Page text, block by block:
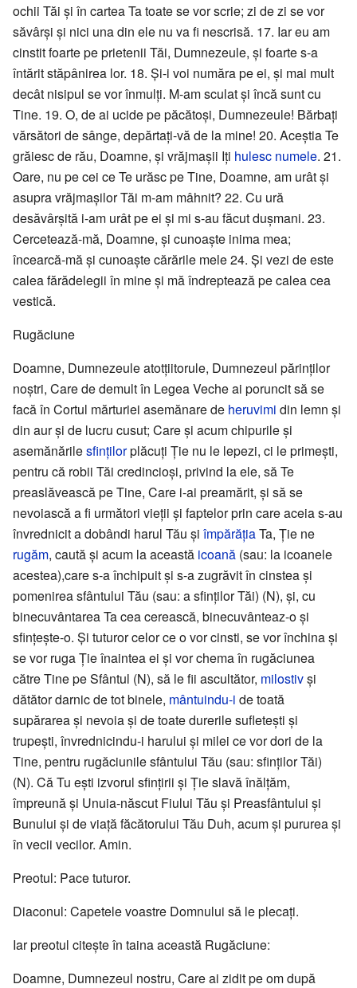
ochii Tăi și în cartea Ta toate se vor scrie; zi de zi se vor
săvârși și nici una din ele nu va fi nescrisă. 17. Iar eu am
cinstit foarte pe prietenii Tăi, Dumnezeule, și foarte s-a
întărit stăpânirea lor. 18. Și-i voi număra pe ei, și mai mult
decât nisipul se vor înmulți. M-am sculat și încă sunt cu
Tine. 19. O, de ai ucide pe păcătoși, Dumnezeule! Bărbați
vărsători de sânge, depărtați-vă de la mine! 20. Aceștia Te
grăiesc de rău, Doamne, și vrăjmașii Iți hulesc numele. 21.
Oare, nu pe cei ce Te urăsc pe Tine, Doamne, am urât și
asupra vrăjmașilor Tăi m-am mâhnit? 22. Cu ură
desăvârșită i-am urât pe ei și mi s-au făcut dușmani. 23.
Cercetează-mă, Doamne, și cunoaște inima mea;
încearcă-mă și cunoaște cărările mele 24. Și vezi de este
calea fărădelegii în mine și mă îndreptează pe calea cea
vestică.
Rugăciune
Doamne, Dumnezeule atotțiitorule, Dumnezeul părinților
noștri, Care de demult în Legea Veche ai poruncit să se
facă în Cortul mărturiei asemănare de heruvimi din lemn și
din aur și de lucru cusut; Care și acum chipurile și
asemănărilesfințilorplăcuți Ție nu le lepezi, ci le primești,
pentru că robii Tăi credincioși, privind la ele, să Te
preaslăvească pe Tine, Care i-ai preamărit, și să se
nevoiască a fi următori vieții și faptelor prin care aceia s-au
învrednicit a dobândi harul Tău și împărățiaTa, Ție ne
rugăm, caută și acum la această icoană (sau: la icoanele
acestea),care s-a închipuit și s-a zugrăvit în cinstea și
pomenirea sfântului Tău (sau: a sfinților Tăi) (N), și, cu
binecuvântarea Ta cea cerească, binecuvânteaz-o și
sfințește-o. Și tuturor celor ce o vor cinsti, se vor închina și
se vor ruga Ție înaintea ei și vor chema în rugăciunea
către Tine pe Sfântul (N), să le fii ascultător, milostivși
dătător darnic de tot binele, mântuindu-i de toată
supărarea și nevoia și de toate durerile sufletești și
trupești, învrednicindu-i harului și milei ce vor dori de la
Tine, pentru rugăciunile sfântului Tău (sau: sfinților Tăi)
(N). Că Tu ești izvorul sfințirii și Ție slavă înălțăm,
împreună și Unuia-născut Fiului Tău și Preasfântului și
Bunului și de viață făcătorului Tău Duh, acum și pururea și
în vecii vecilor. Amin.
Preotul: Pace tuturor.
Diaconul: Capetele voastre Domnului să le plecați.
Iar preotul citește în taina această Rugăciune:
Doamne, Dumnezeul nostru, Care ai zidit pe om după